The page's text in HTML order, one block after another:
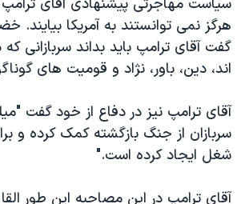
هرگز نمی توانستند به آمریکا
گفت آقای ترامپ باید بداند سربازانی که
اند، دین، باور، نژاد و قومیت های
آقای ترامپ نیز در دفاع از خود گفت
سربازان از جنگ بازگشته کمک کرده و
شغل ایجاد کرده است."
آقای ترامپ در این مصاحبه این طور